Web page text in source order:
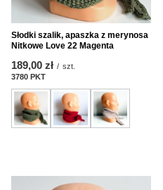
Słodki szalik, apaszka z merynosa
Nitkowe Love 22 Magenta
189,00 zł / szt.
3780 PKT